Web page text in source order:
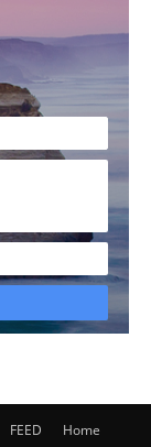
FEED
Home